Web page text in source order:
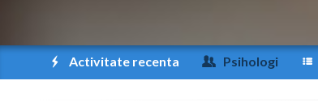
Activitate recenta Psihologi